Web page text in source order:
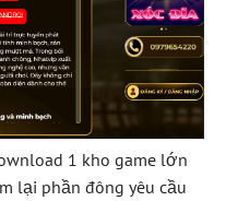
1 kho game lớn
lại phần đông yêu cầu